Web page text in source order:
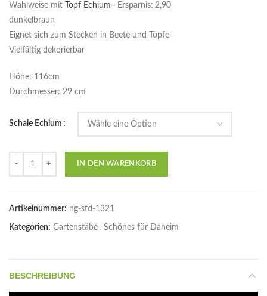
Wahlweise mit Topf Echium– Ersparnis: 2,90
dunkelbraun
Eignet sich zum Stecken in Beete und Töpfe
Vielfältig dekorierbar
Höhe: 116cm
Durchmesser: 29 cm
Schale Echium
IN DEN WARENKORB
Artikelnummer: ng-sfd-1321
Kategorien: Gartenstäbe , Schönes für Daheim
BESCHREIBUNG